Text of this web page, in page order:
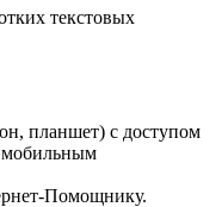
текстовых
планшет) с доступом
мобильным
Помощнику.